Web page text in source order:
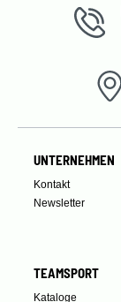
UNTERNEHMEN
Kontakt
Newsletter
TEAMSPORT
Kataloge